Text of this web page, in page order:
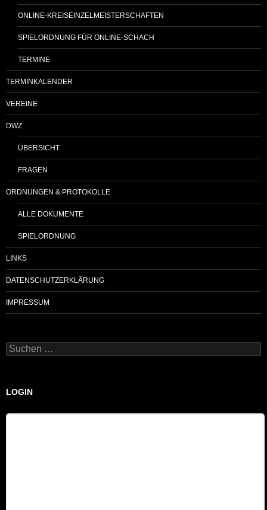
ONLINE-KREISEINZELMEISTERSCHAFTEN
SPIELORDNUNG FÜR ONLINE-SCHACH
TERMINE
TERMINKALENDER
VEREINE
DWZ
ÜBERSICHT
FRAGEN
ORDNUNGEN & PROTOKOLLE
ALLE DOKUMENTE
SPIELORDNUNG
LINKS
DATENSCHUTZERKLÄRUNG
IMPRESSUM
Suchen
nach:
LOGIN